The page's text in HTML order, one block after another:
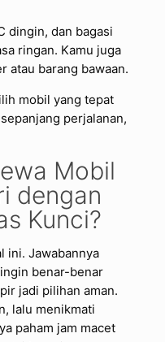
dingin, dan bagasi
ringan. Kamu juga
atau barang bawaan.
mobil yang tepat
perjalanan,
Mobil
dengan
Kunci?
ini. Jawabannya
benar-benar
jadi pilihan aman.
lalu menikmati
paham jam macet